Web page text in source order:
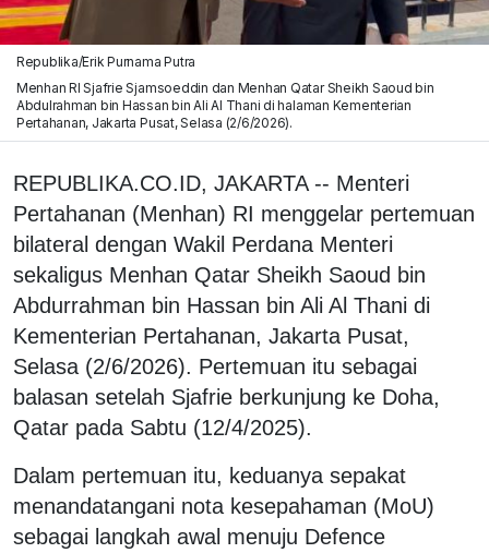
Republika/Erik Purnama Putra
Menhan RI Sjafrie Sjamsoeddin dan Menhan Qatar Sheikh Saoud bin
Abdulrahman bin Hassan bin Ali Al Thani di halaman Kementerian
Pertahanan, Jakarta Pusat, Selasa (2/6/2026).
REPUBLIKA.CO.ID, JAKARTA -- Menteri
Pertahanan (Menhan) RI menggelar pertemuan
bilateral dengan Wakil Perdana Menteri
sekaligus Menhan Qatar Sheikh Saoud bin
Abdurrahman bin Hassan bin Ali Al Thani di
Kementerian Pertahanan, Jakarta Pusat,
Selasa (2/6/2026). Pertemuan itu sebagai
balasan setelah Sjafrie berkunjung ke Doha,
Qatar pada Sabtu (12/4/2025).
Dalam pertemuan itu, keduanya sepakat
menandatangani nota kesepahaman (MoU)
sebagai langkah awal menuju Defence